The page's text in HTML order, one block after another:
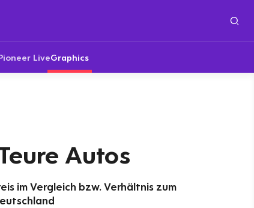
LiveGraphics
Autos
im Vergleich bzw. Verhältnis zum